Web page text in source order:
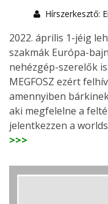
Hírszerkesztő:
2022. április 1-jéig
szakmák Európa-
nehézgép-szerelők
MEGFOSZ ezért
amennyiben
aki megfelelne a
jelentkezzen a
>>>